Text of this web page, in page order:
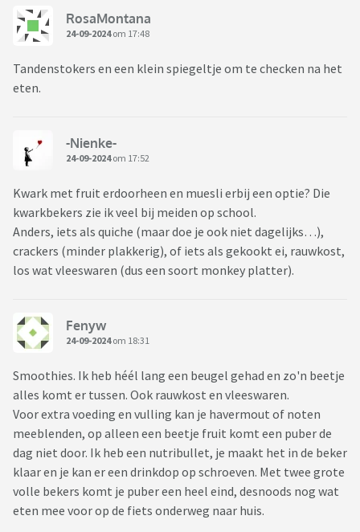
RosaMontana
24-09-2024om 17:48
Tandenstokers en een klein spiegeltje om te checken na het
eten.
-Nienke-
24-09-2024om 17:52
Kwark met fruit erdoorheen en muesli erbij een optie? Die
kwarkbekers zie ik veel bij meiden op school.
Anders, iets als quiche (maar doe je ook niet dagelijks…),
crackers (minder plakkerig), of iets als gekookt ei, rauwkost,
los wat vleeswaren (dus een soort monkey platter).
Fenyw
24-09-2024om 18:31
Smoothies. Ik heb héél lang een beugel gehad en zo'n beetje
alles komt er tussen. Ook rauwkost en vleeswaren.
Voor extra voeding en vulling kan je havermout of noten
meeblenden, op alleen een beetje fruit komt een puber de
dag niet door. Ik heb een nutribullet, je maakt het in de beker
klaar en je kan er een drinkdop op schroeven. Met twee grote
volle bekers komt je puber een heel eind, desnoods nog wat
eten mee voor op de fiets onderweg naar huis.